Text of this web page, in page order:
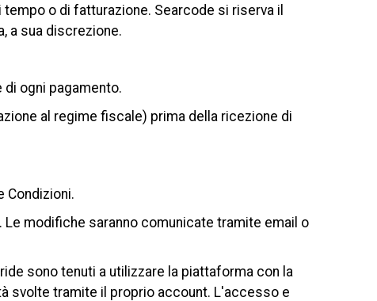
o di fatturazione. Searcode si riserva il
a sua discrezione.
ogni pagamento.
al regime fiscale) prima della ricezione di
Condizioni.
modifiche saranno comunicate tramite email o
sono tenuti a utilizzare la piattaforma con la
svolte tramite il proprio account. L'accesso e